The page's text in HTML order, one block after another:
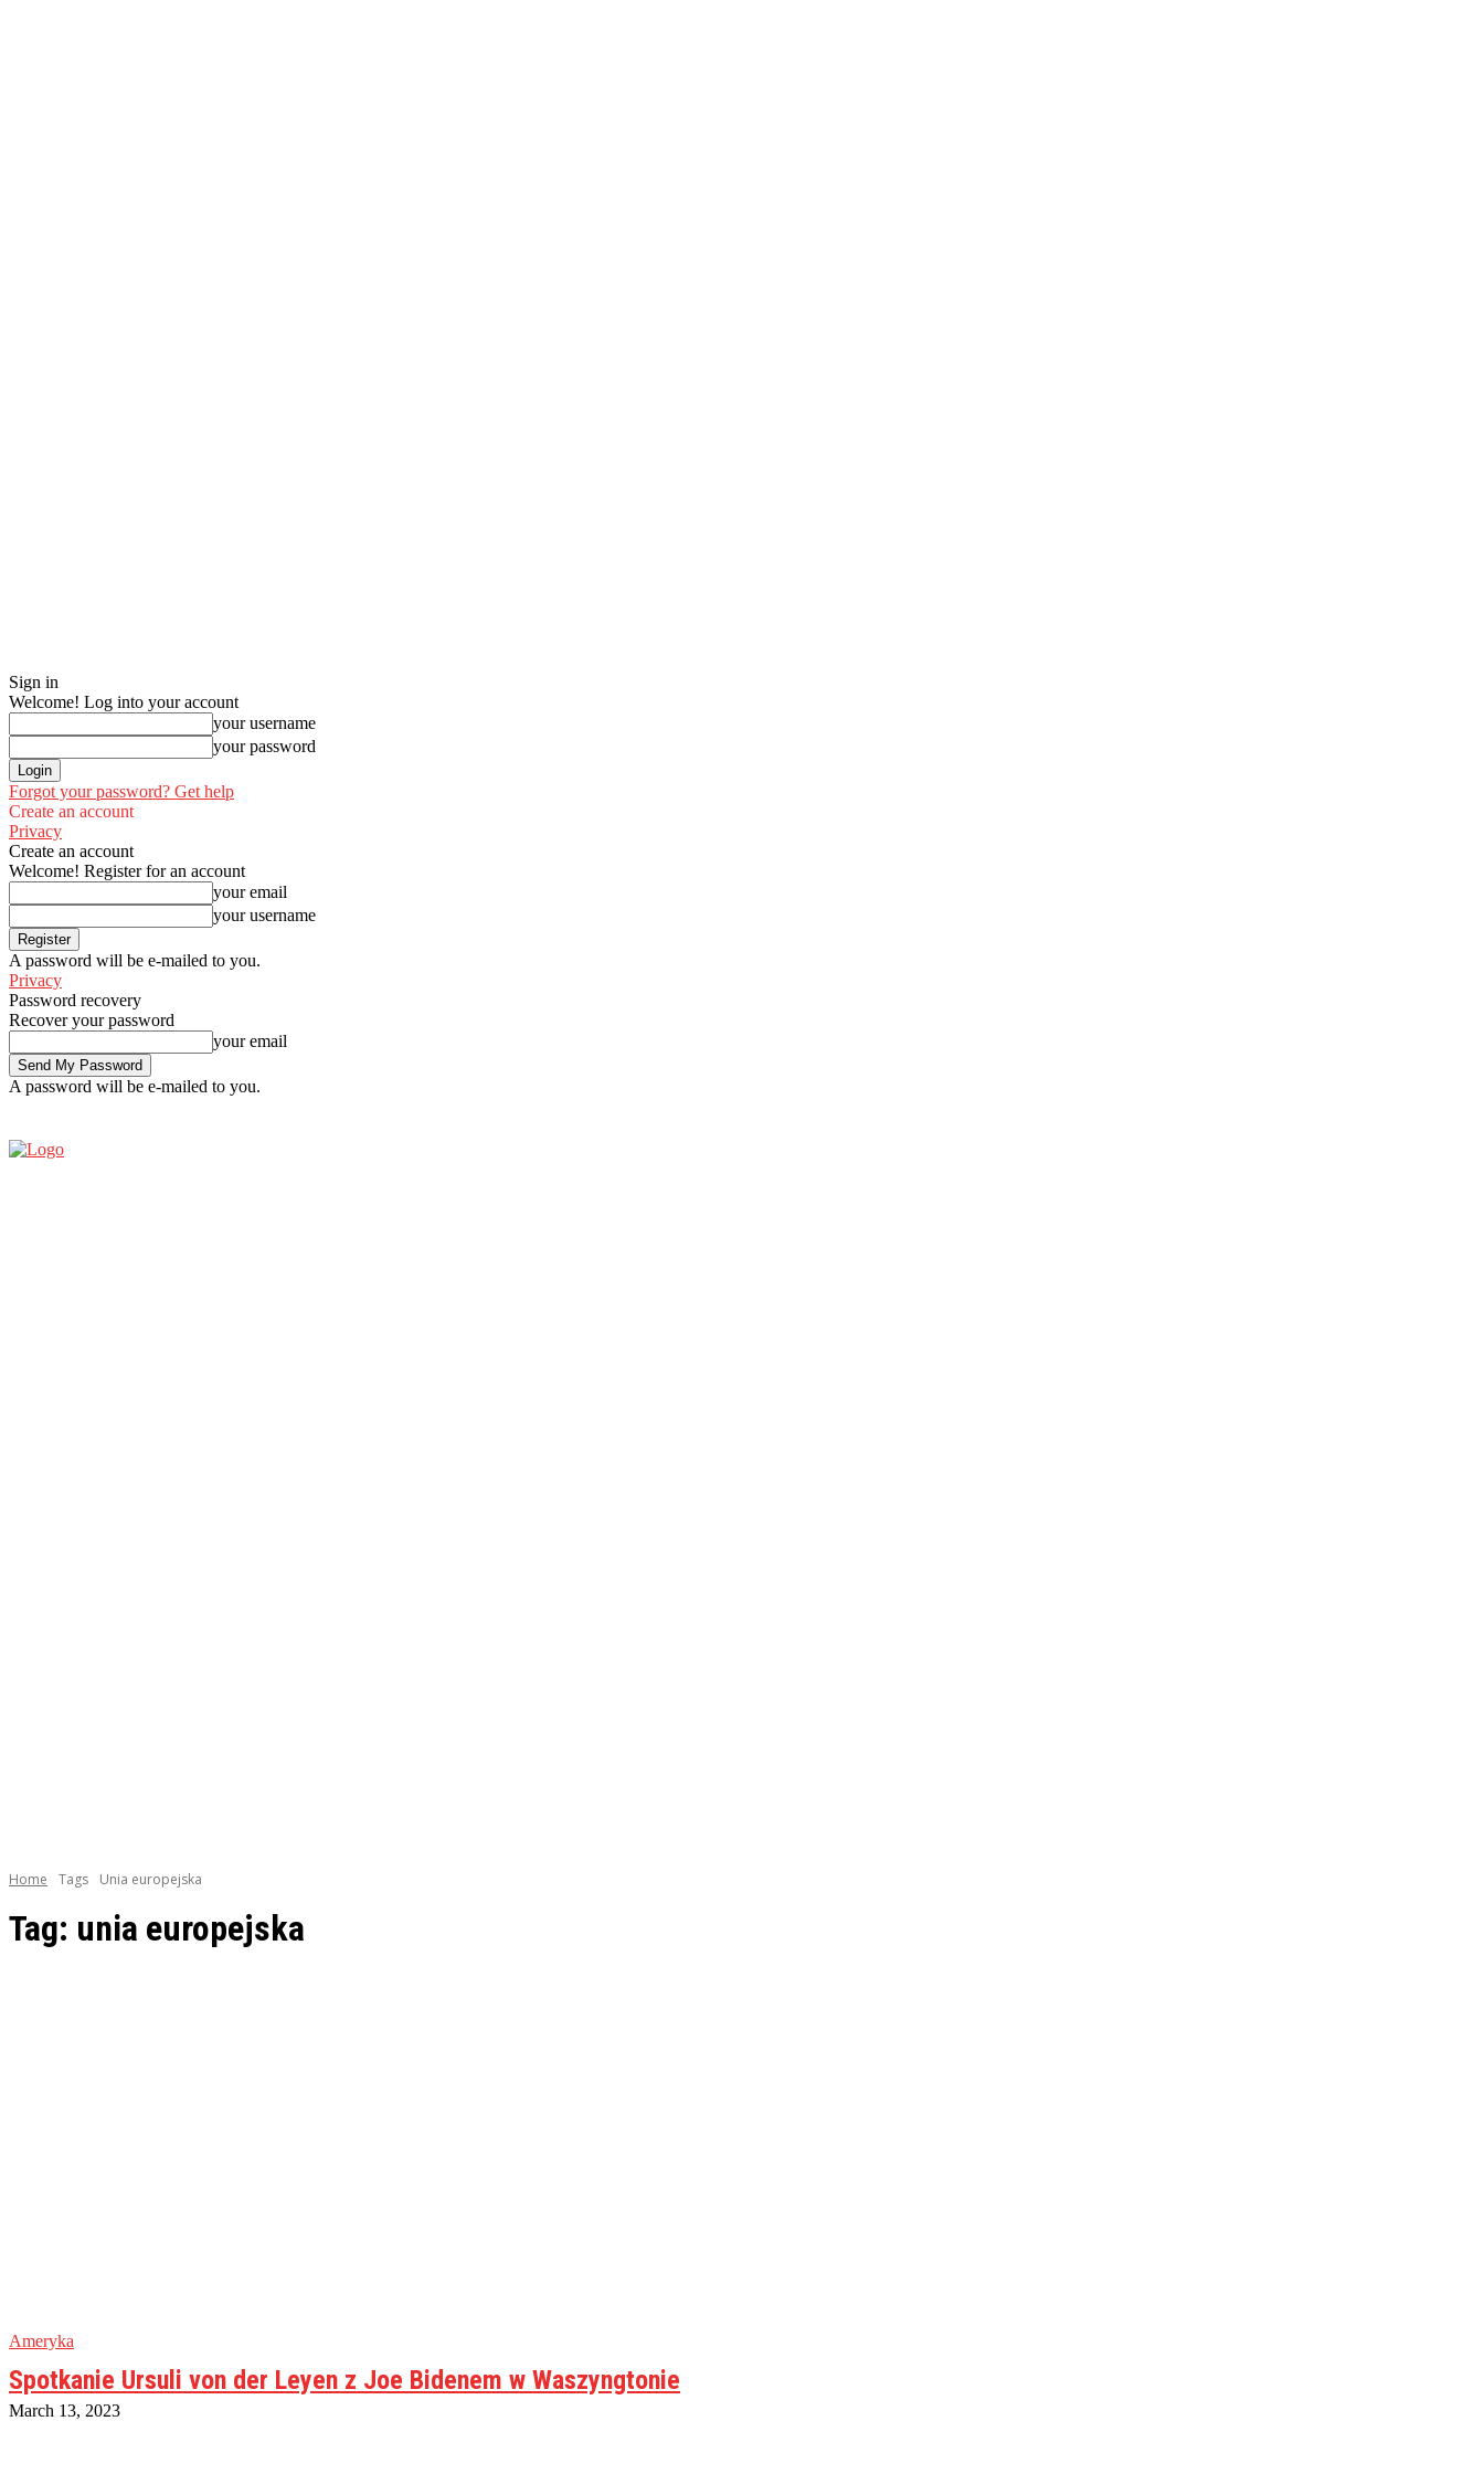
Sign in
Welcome! Log into your account
your username
your password
Forgot your password? Get help
Create an account
Privacy
Create an account
Welcome! Register for an account
your email
your username
A password will be e-mailed to you.
Privacy
Password recovery
Recover your password
your email
A password will be e-mailed to you.
Home Tags Unia europejska
Tag: unia europejska
Ameryka
Spotkanie Ursuli von der Leyen z Joe Bidenem w Waszyngtonie
March 13, 2023